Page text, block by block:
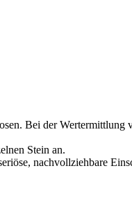
Bei der
Stein an.
nachvollziehbare